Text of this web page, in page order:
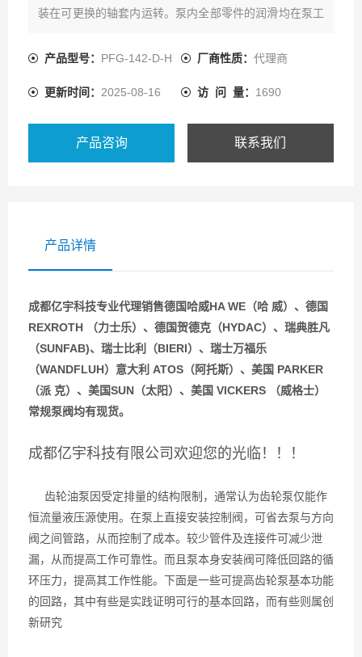
装在可更换的轴套内运转。泵内全部零件的润滑均在泵工
产品型号： PFG-142-D-H 厂商性质： 代理商
更新时间： 2025-08-16 访 问 量： 1690
产品咨询 联系我们
产品详情
成都亿宇科技专业代理销售德国哈威HA WE（哈 威）、德国
REXROTH （力士乐）、德国贺德克（HYDAC）、瑞典胜凡
（SUNFAB)、瑞士比利（BIERI）、瑞士万福乐
（WANDFLUH）意大利 ATOS（阿托斯）、美国 PARKER
（派 克）、美国SUN（太阳）、美国 VICKERS （威格士）
常规泵阀均有现货。
成都亿宇科技有限公司欢迎您的光临！！！
齿轮油泵因受定排量的结构限制，通常认为齿轮泵仅能作
恒流量液压源使用。在泵上直接安装控制阀，可省去泵与方向
阀之间管路，从而控制了成本。较少管件及连接件可减少泄
漏，从而提高工作可靠性。而且泵本身安装阀可降低回路的循
环压力，提高其工作性能。下面是一些可提高齿轮泵基本功能
的回路，其中有些是实践证明可行的基本回路，而有些则属创
新研究